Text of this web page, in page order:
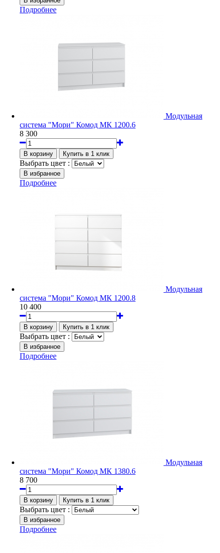
Подробнее
Модульная
система "Мори" Комод МК 1200.6
8 300
Выбрать цвет :
Подробнее
Модульная
система "Мори" Комод МК 1200.8
10 400
Выбрать цвет :
Подробнее
Модульная
система "Мори" Комод МК 1380.6
8 700
Выбрать цвет :
Подробнее